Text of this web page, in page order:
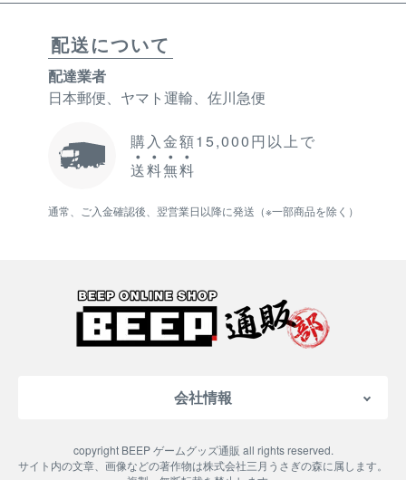
配送について
配達業者
日本郵便、ヤマト運輸、佐川急便
購入金額15,000円以上で
送料無料
通常、ご入金確認後、翌営業日以降に発送（※一部商品を除く）
会社情報
特定商取引法に基づく表記
copyright BEEP ゲームグッズ通販 all rights reserved.
サイト内の文章、画像などの著作物は株式会社三月うさぎの森に属します。